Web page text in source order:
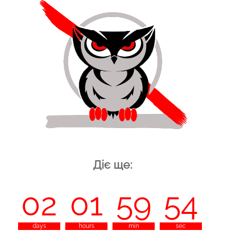
Діє ще:
02
days
01
hours
59
min
53
sec